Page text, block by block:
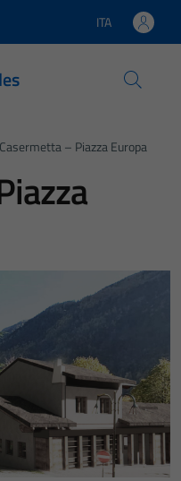
Lingua attiva:
ITA
Casermetta – Piazza Europa